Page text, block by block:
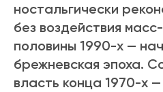
ностальгически
без воздействия
половины 1990-х —
брежневская эпоха.
власть конца 1970-х